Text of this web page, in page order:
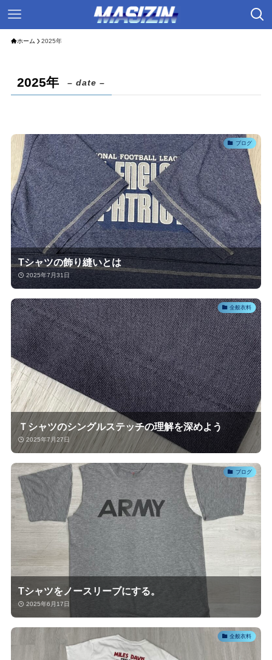
ホーム 2025年
2025年 – date –
ブログ
Tシャツの飾り縫いとは
2025年7月31日
全般衣料
Ｔシャツのシングルステッチの理解を深めよう
2025年7月27日
ブログ
Tシャツをノースリーブにする。
2025年6月17日
全般衣料